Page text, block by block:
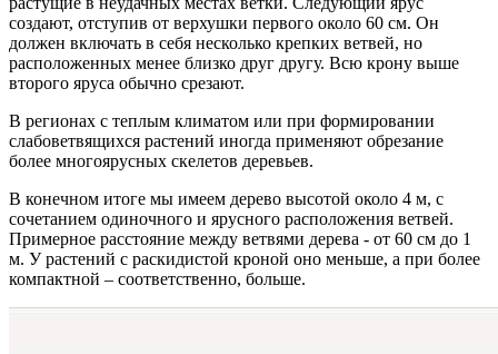
создают, отступив от верхушки первого около 60 см. Он
должен включать в себя несколько крепких ветвей, но
расположенных менее близко друг другу. Всю крону выше
второго яруса обычно срезают.
В регионах с теплым климатом или при формировании
слабоветвящихся растений иногда применяют обрезание
более многоярусных скелетов деревьев.
В конечном итоге мы имеем дерево высотой около 4 м, с
сочетанием одиночного и ярусного расположения ветвей.
Примерное расстояние между ветвями дерева - от 60 см до 1
м. У растений с раскидистой кроной оно меньше, а при более
компактной – соответственно, больше.